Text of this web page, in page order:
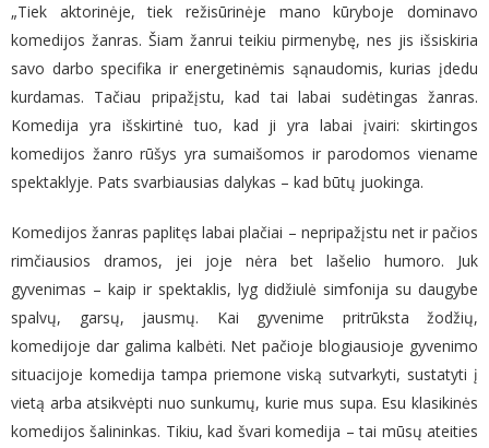
„Tiek aktorinėje, tiek režisūrinėje mano kūryboje dominavo
komedijos žanras. Šiam žanrui teikiu pirmenybę,nes jis išsiskiria
savo darbo specifika ir energetinėmis sąnaudomis, kurias įdedu
kurdamas. Tačiau pripažįstu, kad tai labai sudėtingas žanras.
Komedija yra išskirtinė tuo, kad ji yra labai įvairi: skirtingos
komedijos žanro rūšys yra sumaišomos ir parodomos viename
spektaklyje. Pats svarbiausias dalykas – kad būtų juokinga.
Komedijos žanras paplitęs labai plačiai – nepripažįstu net ir pačios
rimčiausios dramos, jei joje nėra bet lašelio humoro. Juk
gyvenimas – kaip ir spektaklis, lyg didžiulė simfonija su daugybe
spalvų, garsų, jausmų. Kai gyvenime pritrūksta žodžių,
komedijoje dar galima kalbėti. Net pačioje blogiausioje gyvenimo
situacijoje komedija tampa priemone viską sutvarkyti, sustatyti į
vietą arba atsikvėpti nuo sunkumų, kurie mus supa. Esu klasikinės
komedijos šalininkas. Tikiu, kad švari komedija – tai mūsų ateities